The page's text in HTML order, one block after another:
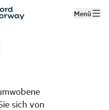
Menü
sich von